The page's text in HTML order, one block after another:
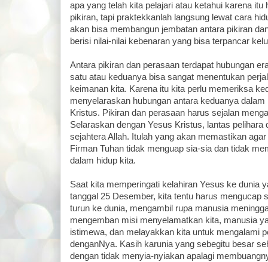
apa yang telah kita pelajari atau ketahui karena itu
pikiran, tapi praktekkanlah langsung lewat cara
akan bisa membangun jembatan antara pikiran
berisi nilai-nilai kebenaran yang bisa terpancar
Antara pikiran dan perasaan terdapat hubungan
satu atau keduanya bisa sangat menentukan
keimanan kita. Karena itu kita perlu memeriksa
menyelaraskan hubungan antara keduanya
Kristus. Pikiran dan perasaan harus sejalan
Selaraskan dengan Yesus Kristus, lantas pelihara
sejahtera Allah. Itulah yang akan memastikan
Firman Tuhan tidak menguap sia-sia dan tidak
dalam hidup kita.
Saat kita memperingati kelahiran Yesus ke dunia
tanggal 25 Desember, kita tentu harus mengucap
turun ke dunia, mengambil rupa manusia
mengemban misi menyelamatkan kita, manusia
istimewa, dan melayakkan kita untuk mengalami
denganNya. Kasih karunia yang sebegitu besar
dengan tidak menyia-nyiakan apalagi